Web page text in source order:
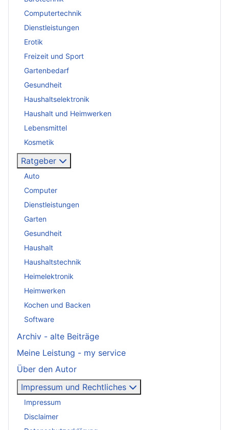
Computertechnik
Dienstleistungen
Erotik
Freizeit und Sport
Gartenbedarf
Gesundheit
Haushaltselektronik
Haushalt und Heimwerken
Lebensmittel
Kosmetik
Ratgeber
Auto
Computer
Dienstleistungen
Garten
Gesundheit
Haushalt
Haushaltstechnik
Heimelektronik
Heimwerken
Kochen und Backen
Software
Archiv - alte Beiträge
Meine Leistung - my service
Über den Autor
Impressum und Rechtliches
Impressum
Disclaimer